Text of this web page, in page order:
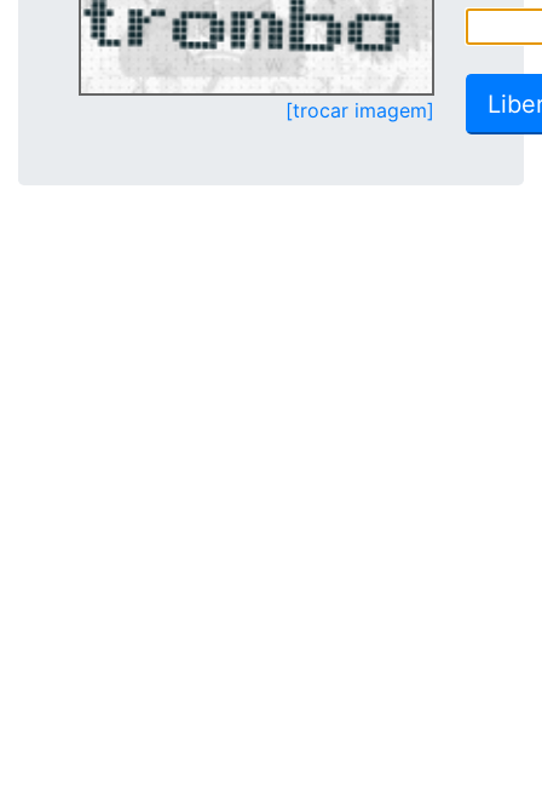
[trocar imagem]